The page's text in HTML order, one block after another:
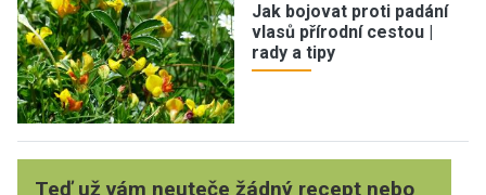
Jak bojovat proti padání
vlasů přírodní cestou |
rady a tipy
Teď už vám neuteče žádný recept nebo